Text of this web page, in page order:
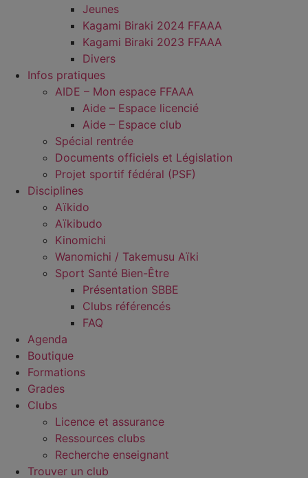
Jeunes
Kagami Biraki 2024 FFAAA
Kagami Biraki 2023 FFAAA
Divers
Infos pratiques
AIDE – Mon espace FFAAA
Aide – Espace licencié
Aide – Espace club
Spécial rentrée
Documents officiels et Législation
Projet sportif fédéral (PSF)
Disciplines
Aïkido
Aïkibudo
Kinomichi
Wanomichi / Takemusu Aïki
Sport Santé Bien-Être
Présentation SBBE
Clubs référencés
FAQ
Agenda
Boutique
Formations
Grades
Clubs
Licence et assurance
Ressources clubs
Recherche enseignant
Trouver un club